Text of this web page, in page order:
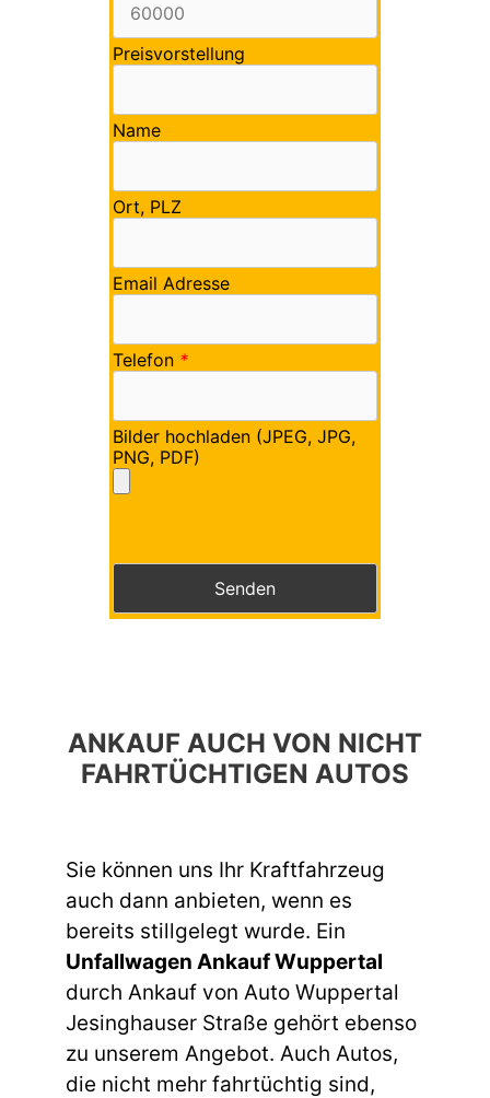
Preisvorstellung
Name
Ort, PLZ
Email Adresse
Telefon *
Bilder hochladen (JPEG, JPG,
PNG, PDF)
Bitte lasse dieses Feld leer.
ANKAUF AUCH VON NICHT
FAHRTÜCHTIGEN AUTOS
Sie können uns Ihr Kraftfahrzeug
auch dann anbieten, wenn es
bereits stillgelegt wurde. Ein
Unfallwagen Ankauf Wuppertal
durch Ankauf von Auto Wuppertal
Jesinghauser Straße gehört ebenso
zu unserem Angebot. Auch Autos,
die nicht mehr fahrtüchtig sind,